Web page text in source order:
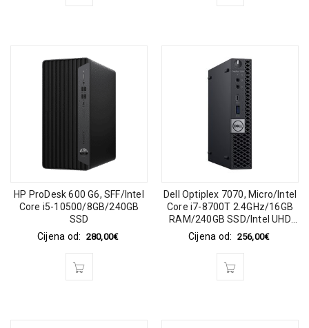
HP ProDesk 600 G6, SFF/Intel
Core i5-10500/8GB/240GB
SSD
Cijena od: 280,00€
Dell Optiplex 7070, Micro/Intel
Core i7-8700T 2.4GHz/16GB
RAM/240GB SSD/Intel UHD
Graphics/Win 11 Pro 64-bit
Cijena od: 256,00€